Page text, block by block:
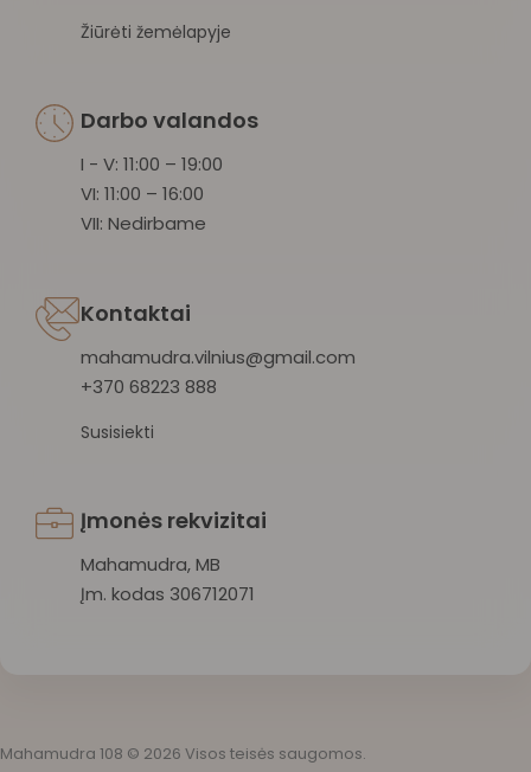
Žiūrėti žemėlapyje
Darbo valandos
I - V: 11:00 – 19:00
VI: 11:00 – 16:00
VII: Nedirbame
Kontaktai
mahamudra.vilnius@gmail.com
+370 68223 888
Susisiekti
Įmonės rekvizitai
Mahamudra, MB
Įm. kodas 306712071
Mahamudra 108 © 2026 Visos teisės saugomos.